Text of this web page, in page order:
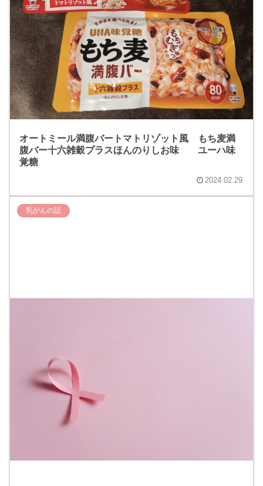
オートミール満腹バートマトリゾット風 もち麦満
腹バー十六雑穀プラスほんのりしお味 ユーハ味
覚糖
2024.02.29
乳がんの話